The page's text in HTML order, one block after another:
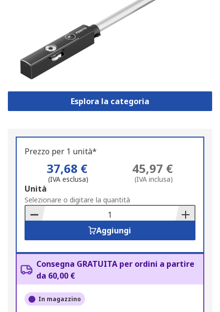
Esplora la categoria
Prezzo per 1 unità*
37,68 €
(IVA esclusa)
45,97 €
(IVA inclusa)
Add
to
Basket
Unità
Selezionare o digitare la quantità
Aggiungi
Consegna GRATUITA per ordini a partire
da 60,00 €
In magazzino